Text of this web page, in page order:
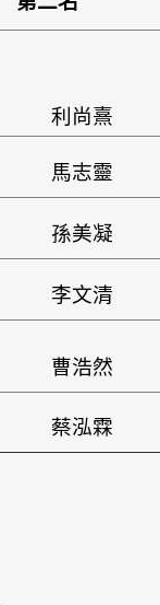
利尚熹
馬志靈
孫美凝
李文清
曹浩然
蔡泓霖